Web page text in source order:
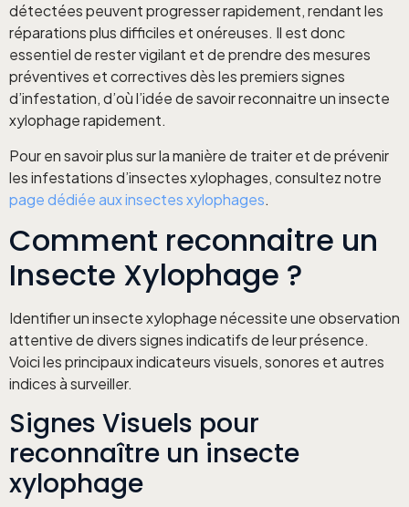
détectées peuvent progresser rapidement, rendant les
réparations plus difficiles et onéreuses. Il est donc
essentiel de rester vigilant et de prendre des mesures
préventives et correctives dès les premiers signes
d’infestation, d’où l’idée de savoir reconnaitre un insecte
xylophage rapidement.
Pour en savoir plus sur la manière de traiter et de prévenir
les infestations d’insectes xylophages, consultez notre
page dédiée aux insectes xylophages.
Comment reconnaitre un
Insecte Xylophage ?
Identifier un insecte xylophage nécessite une observation
attentive de divers signes indicatifs de leur présence.
Voici les principaux indicateurs visuels, sonores et autres
indices à surveiller.
Signes Visuels pour
reconnaître un insecte
xylophage